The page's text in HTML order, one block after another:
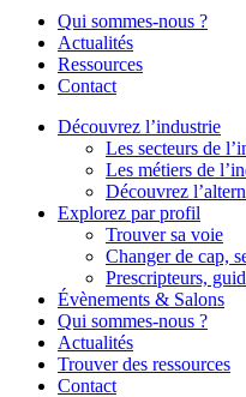
Qui sommes-nous ?
Actualités
Ressources
Contact
Découvrez l’industrie
Les secteurs de
Les métiers de
Découvrez
Explorez par profil
Trouver sa voie
Changer de cap,
Prescripteurs,
Évènements & Salons
Qui sommes-nous ?
Actualités
Trouver des ressources
Contact